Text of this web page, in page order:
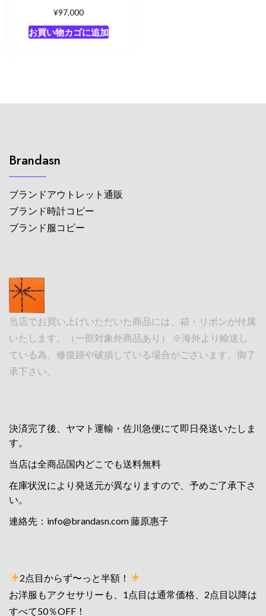
¥97,000
お買い物カゴに追加
Brandasn
ブランドアウトレット通販
ブランド時計コピー
ブランド服コピー
当店でお買い上げいただいた商品には、箱・リボンが付属
いたします。（一部対象外商品あり） ※海外より輸送し
ている為、修復跡や破損している場合がございます。御了
承下さい。
決済完了後、ヤマト運輸・佐川急便にて即日発送いたしま
す。
当店は全商品国内どこでも送料無料
在庫状況により発送元が異なりますので、予めご了承下さ
い。
連絡先： info@brandasn.com藤原惠子
2点目からず〜っと半額！
お洋服もアクセサリーも、1点目は通常価格、2点目以降は
すべて50％OFF！